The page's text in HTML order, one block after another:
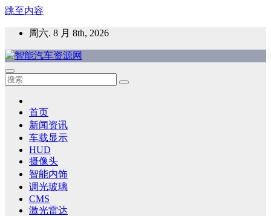
跳至内容
周六. 8 月 8th, 2026
智能汽车资源网
智能表面，智能内饰，新能源汽车，HMI，人车交互，智能车
首页
新闻资讯
车载显示
HUD
摄像头
智能内饰
调光玻璃
CMS
激光雷达